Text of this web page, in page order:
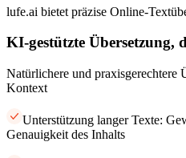
lufe.ai bietet präzise Online-
KI-gestützte Übersetzung,
Natürlichere und praxisgerechtere
Kontext
Unterstützung langer Texte:
Genauigkeit des Inhalts